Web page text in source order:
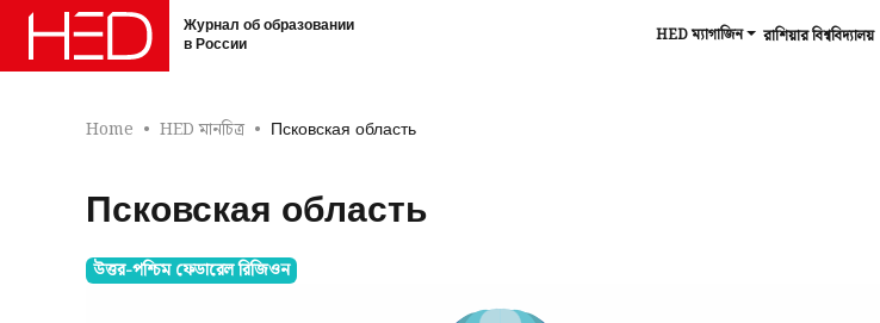
Журнал об образовании
в России
HED ম্যাগাজিন রাশিয়ার বিশ্ববিদ্যালয়
Home HED মানচিত্র Псковская область
Псковская область
উত্তর-পশ্চিম ফেডারেল রিজিওন